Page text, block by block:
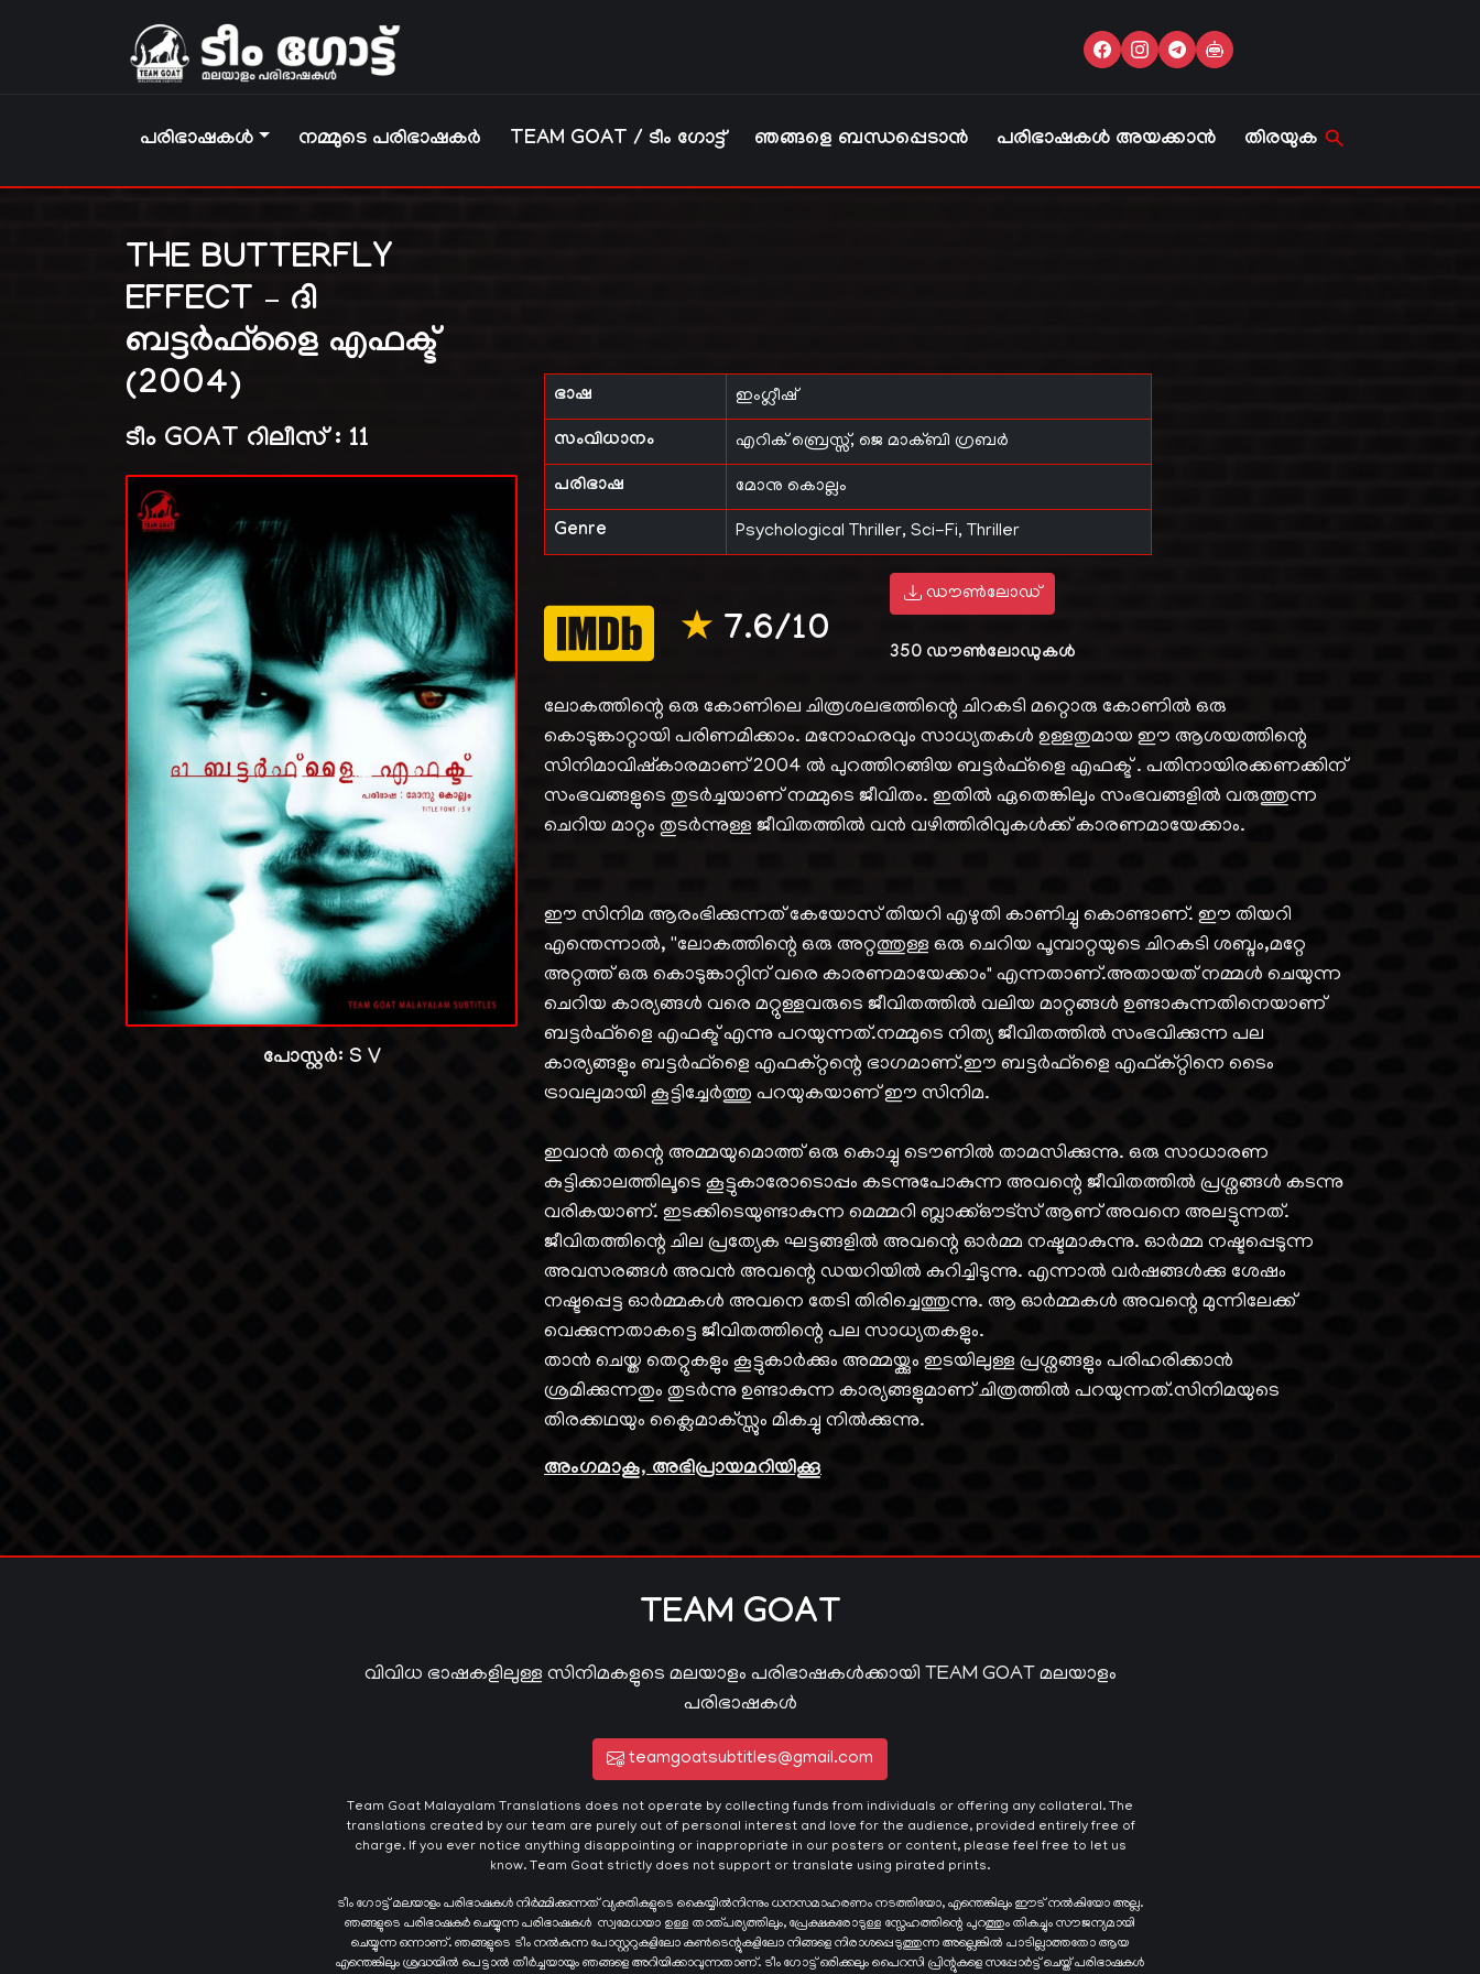
പരിഭാഷകൾ നമ്മുടെ പരിഭാഷകർ TEAM GOAT / ടീം ഗോട്ട് ഞങ്ങളെ ബന്ധപ്പെടാൻ പരിഭാഷകൾ അയക്കാൻ തിരയുക
THE BUTTERFLY
EFFECT – ദി
ബട്ടർഫ്‌ളൈ എഫക്ട്
(2004)
ടീം GOAT റിലീസ് : 11
പോസ്റ്റർ: S V
ഭാഷ ഇംഗ്ലീഷ്
സംവിധാനം എറിക് ബ്രെസ്സ്, ജെ മാക്ബി ഗ്രബർ
പരിഭാഷ മോനു കൊല്ലം
Genre Psychological Thriller, Sci-Fi, Thriller
★ 7.6/10
ഡൗൺലോഡ്
350 ഡൗൺലോഡുകൾ
ലോകത്തിന്റെ ഒരു കോണിലെ ചിത്രശലഭത്തിന്റെ ചിറകടി മറ്റൊരു കോണിൽ ഒരു
കൊടുങ്കാറ്റായി പരിണമിക്കാം. മനോഹരവും സാധ്യതകൾ ഉള്ളതുമായ ഈ ആശയത്തിന്റെ
സിനിമാവിഷ്കാരമാണ് 2004 ൽ പുറത്തിറങ്ങിയ ബട്ടർഫ്‌ളൈ എഫക്ട് . പതിനായിരക്കണക്കിന്
സംഭവങ്ങളുടെ തുടർച്ചയാണ് നമ്മുടെ ജീവിതം. ഇതിൽ ഏതെങ്കിലും സംഭവങ്ങളിൽ വരുത്തുന്ന
ചെറിയ മാറ്റം തുടർന്നുള്ള ജീവിതത്തിൽ വൻ വഴിത്തിരിവുകൾക്ക് കാരണമായേക്കാം.
ഈ സിനിമ ആരംഭിക്കുന്നത് കേയോസ് തിയറി എഴുതി കാണിച്ചു കൊണ്ടാണ്. ഈ തിയറി
എന്തെന്നാൽ, ''ലോകത്തിന്റെ ഒരു അറ്റത്തുള്ള ഒരു ചെറിയ പൂമ്പാറ്റയുടെ ചിറകടി ശബ്ദം,മറ്റേ
അറ്റത്ത് ഒരു കൊടുങ്കാറ്റിന് വരെ കാരണമായേക്കാം" എന്നതാണ്.അതായത് നമ്മൾ ചെയുന്ന
ചെറിയ കാര്യങ്ങൾ വരെ മറ്റുള്ളവരുടെ ജീവിതത്തിൽ വലിയ മാറ്റങ്ങൾ ഉണ്ടാകുന്നതിനെയാണ്
ബട്ടർഫ്‌ളൈ എഫക്ട് എന്നു പറയുന്നത്.നമ്മുടെ നിത്യ ജീവിതത്തിൽ സംഭവിക്കുന്ന പല
കാര്യങ്ങളും ബട്ടർഫ്‌ളൈ എഫക്റ്റന്റെ ഭാഗമാണ്.ഈ ബട്ടർഫ്‌ളൈ എഫ്ക്റ്റിനെ ടൈം
ട്രാവലുമായി കൂട്ടിച്ചേർത്തു പറയുകയാണ് ഈ സിനിമ.
ഇവാൻ തന്റെ അമ്മയുമൊത്ത് ഒരു കൊച്ചു ടൌണിൽ താമസിക്കുന്നു. ഒരു സാധാരണ
കുട്ടിക്കാലത്തിലൂടെ കൂട്ടുകാരോടൊപ്പം കടന്നുപോകുന്ന അവന്റെ ജീവിതത്തിൽ പ്രശ്നങ്ങൾ കടന്നു
വരികയാണ്. ഇടക്കിടെയുണ്ടാകുന്ന മെമ്മറി ബ്ലാക്ക്ഔട്സ് ആണ് അവനെ അലട്ടുന്നത്.
ജീവിതത്തിന്റെ ചില പ്രത്യേക ഘട്ടങ്ങളിൽ അവന്റെ ഓർമ്മ നഷ്ടമാകുന്നു. ഓർമ്മ നഷ്ടപ്പെടുന്ന
അവസരങ്ങൾ അവൻ അവന്റെ ഡയറിയിൽ കുറിച്ചിടുന്നു. എന്നാൽ വർഷങ്ങൾക്കു ശേഷം
നഷ്ടപ്പെട്ട ഓർമ്മകൾ അവനെ തേടി തിരിച്ചെത്തുന്നു. ആ ഓർമ്മകൾ അവന്റെ മുന്നിലേക്ക്‌
വെക്കുന്നതാകട്ടെ ജീവിതത്തിന്റെ പല സാധ്യതകളും.
താൻ ചെയ്ത തെറ്റുകളും കൂട്ടുകാർക്കും അമ്മയ്ക്കും ഇടയിലുള്ള പ്രശ്നങ്ങളും പരിഹരിക്കാൻ
ശ്രമിക്കുന്നതും തുടർന്നു ഉണ്ടാകുന്ന കാര്യങ്ങളുമാണ് ചിത്രത്തിൽ പറയുന്നത്.സിനിമയുടെ
തിരക്കഥയും ക്ലൈമാക്സ്സും മികച്ചു നിൽക്കുന്നു.
അംഗമാകൂ, അഭിപ്രായമറിയിക്കൂ
TEAM GOAT
വിവിധ ഭാഷകളിലുള്ള സിനിമകളുടെ മലയാളം പരിഭാഷകൾക്കായി TEAM GOAT മലയാളം
പരിഭാഷകൾ
teamgoatsubtitles@gmail.com
Team Goat Malayalam Translations does not operate by collecting funds from individuals or offering any collateral. The
translations created by our team are purely out of personal interest and love for the audience, provided entirely free of
charge. If you ever notice anything disappointing or inappropriate in our posters or content, please feel free to let us
know. Team Goat strictly does not support or translate using pirated prints.
ടീം ഗോട്ട് മലയാളം പരിഭാഷകൾ നിർമ്മിക്കുന്നത് വ്യക്തികളുടെ കൈയ്യില്‍നിന്നും ധനസമാഹരണം നടത്തിയോ, എന്തെങ്കിലും ഈട് നൽകിയോ അല്ല.
ഞങ്ങളുടെ പരിഭാഷകർ ചെയ്യുന്ന പരിഭാഷകള്‍ സ്വമേധയാ ഉള്ള താത്പര്യത്തിലും, പ്രേക്ഷകരോടുള്ള സ്നേഹത്തിന്റെ പുറത്തും തികച്ചും സൗജന്യമായി
ചെയ്യുന്ന ഒന്നാണ്. ഞങ്ങളുടെ ടീം നൽകുന്ന പോസ്റ്ററുകളിലോ കൺടെന്റുകളിലോ നിങ്ങളെ നിരാശപ്പെടുത്തുന്ന അല്ലെങ്കിൽ പാടില്ലാത്തതോ ആയ
എന്തെങ്കിലും ശ്രദ്ധയിൽ പെട്ടാൽ തീർച്ചയായും ഞങ്ങളെ അറിയിക്കാവുന്നതാണ്. ടീം ഗോട്ട് ഒരിക്കലും പൈറസി പ്രിന്റുകളെ സപ്പോർട്ട് ചെയ്ത് പരിഭാഷകൾ